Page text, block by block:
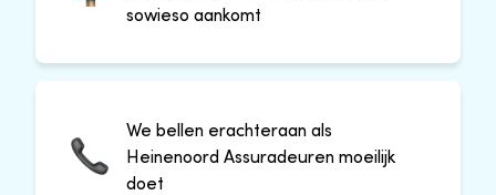
sowieso aankomt
We bellen erachteraan als
Heinenoord Assuradeuren moeilijk
doet